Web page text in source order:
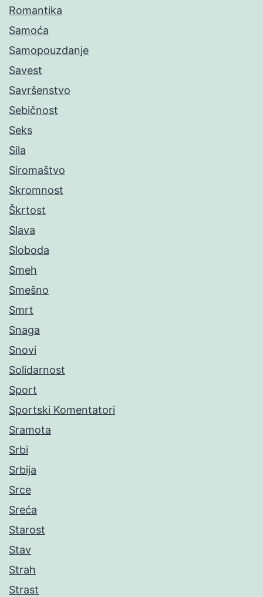
Romantika
Samoća
Samopouzdanje
Savest
Savršenstvo
Sebičnost
Seks
Sila
Siromaštvo
Skromnost
Škrtost
Slava
Sloboda
Smeh
Smešno
Smrt
Snaga
Snovi
Solidarnost
Sport
Sportski Komentatori
Sramota
Srbi
Srbija
Srce
Sreća
Starost
Stav
Strah
Strast